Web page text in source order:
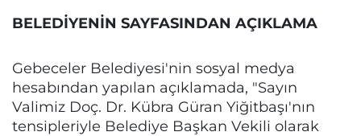
BELEDİYENİN SAYFASINDAN AÇIKLAMA
Gebeceler Belediyesi'nin sosyal medya
hesabından yapılan açıklamada, "Sayın
Valimiz Doç. Dr. Kübra Güran Yiğitbaşı'nın
tensipleriyle Belediye Başkan Vekili olarak